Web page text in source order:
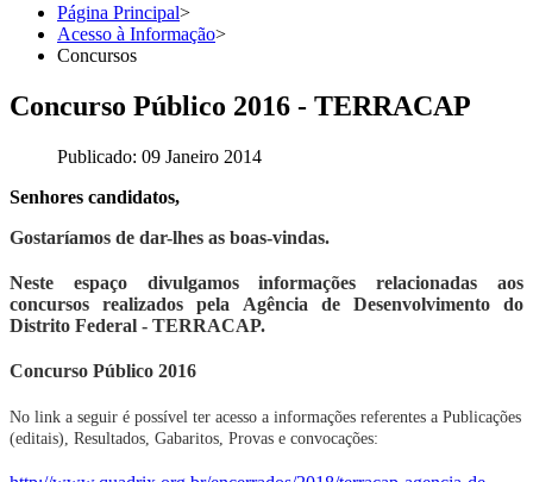
Página Principal>
Acesso à Informação>
Concursos
Concurso Público 2016 - TERRACAP
Publicado: 09 Janeiro 2014
Senhores candidatos,
Gostaríamos de dar-lhes as boas-vindas.
Neste espaço divulgamos informações relacionadas aos
concursos realizados pela Agência de Desenvolvimento do
Distrito Federal - TERRACAP.
Concurso Público 2016
No link a seguir é possível ter acesso a informações referentes a Publicações
(editais), Resultados, Gabaritos, Provas e convocações: